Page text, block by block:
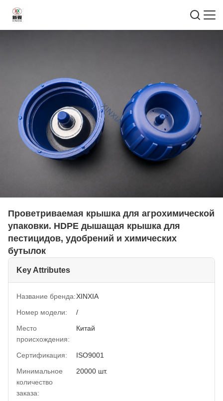
Проветриваемая крышка для агрохимической
упаковки. HDPE дышащая крышка для
пестицидов, удобрений и химических
бутылок
Key Attributes
Название бренда:XINXIA
Номер модели:
/
Место
происхождения:
Китай
Сертификация:
ISO9001
Минимальное
количество
заказа:
20000 шт.